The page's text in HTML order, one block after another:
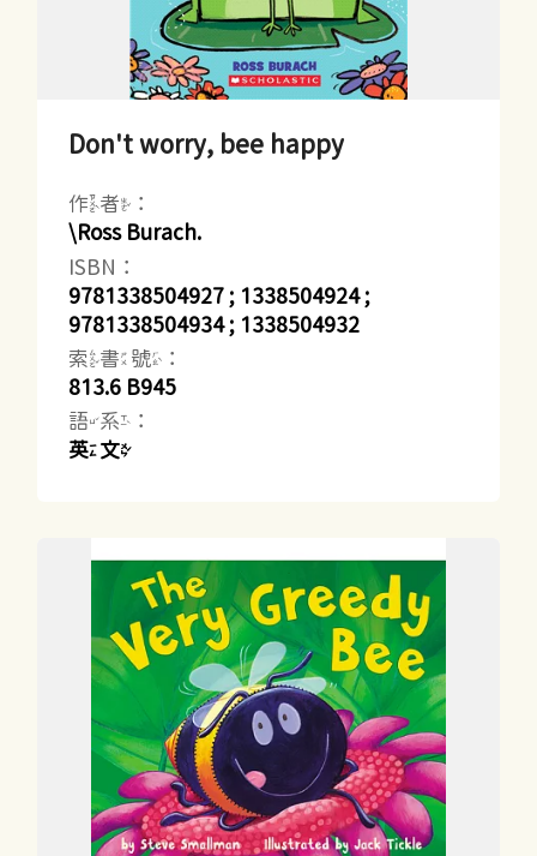
Don't worry, bee happy
作者：
\Ross Burach.
ISBN：
9781338504927 ; 1338504924 ;
9781338504934 ; 1338504932
索書號：
813.6 B945
語系：
英文